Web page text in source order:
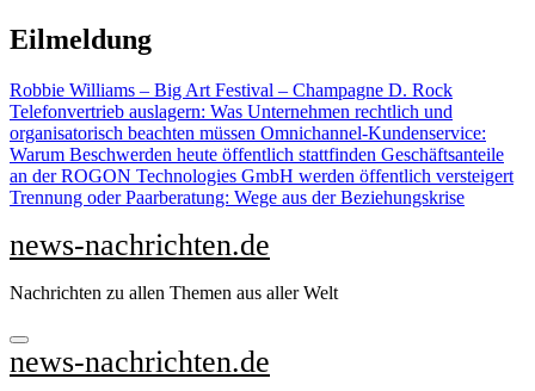
Zu
Inhalten
Eilmeldung
Robbie Williams – Big Art Festival – Champagne D. Rock
Telefonvertrieb auslagern: Was Unternehmen rechtlich und
organisatorisch beachten müssen Omnichannel-Kundenservice:
Warum Beschwerden heute öffentlich stattfinden Geschäftsanteile
an der ROGON Technologies GmbH werden öffentlich versteigert
Trennung oder Paarberatung: Wege aus der Beziehungskrise
news-nachrichten.de
Nachrichten zu allen Themen aus aller Welt
news-nachrichten.de